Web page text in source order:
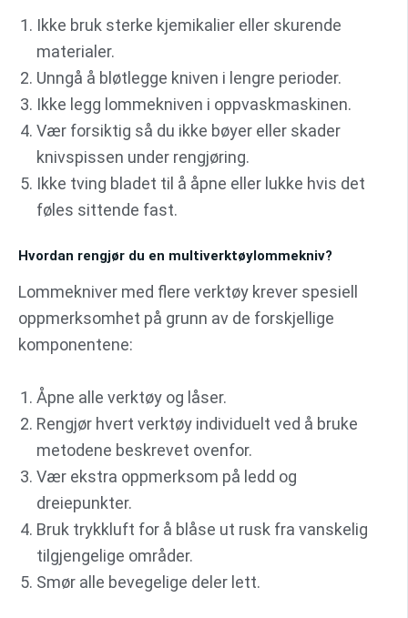
Ikke bruk sterke kjemikalier eller skurende
materialer.
Unngå å bløtlegge kniven i lengre perioder.
Ikke legg lommekniven i oppvaskmaskinen.
Vær forsiktig så du ikke bøyer eller skader
knivspissen under rengjøring.
Ikke tving bladet til å åpne eller lukke hvis det
føles sittende fast.
Hvordan rengjør du en multiverktøylommekniv?
Lommekniver med flere verktøy krever spesiell
oppmerksomhet på grunn av de forskjellige
komponentene:
Åpne alle verktøy og låser.
Rengjør hvert verktøy individuelt ved å bruke
metodene beskrevet ovenfor.
Vær ekstra oppmerksom på ledd og
dreiepunkter.
Bruk trykkluft for å blåse ut rusk fra vanskelig
tilgjengelige områder.
Smør alle bevegelige deler lett.